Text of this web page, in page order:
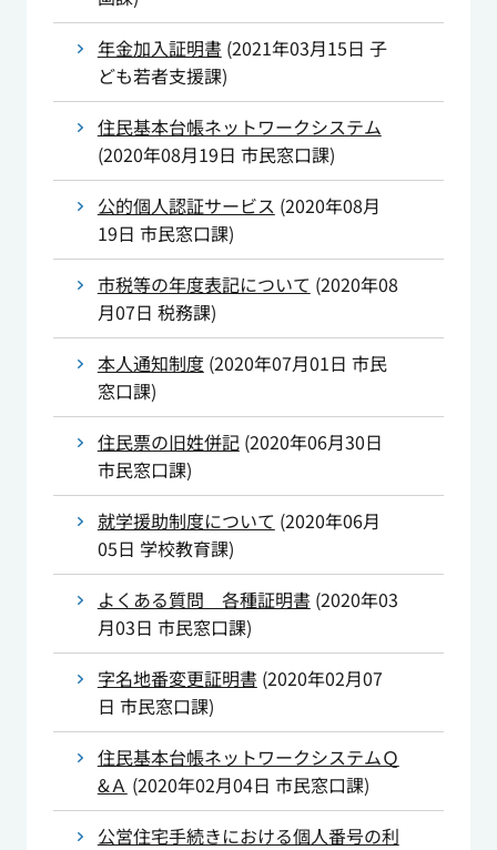
年金加入証明書 (2021年03月15日 子
ども若者支援課)
住民基本台帳ネットワークシステム
(2020年08月19日 市民窓口課)
公的個人認証サービス (2020年08月
19日 市民窓口課)
市税等の年度表記について (2020年08
月07日 税務課)
本人通知制度 (2020年07月01日 市民
窓口課)
住民票の旧姓併記(2020年06月30日
市民窓口課)
就学援助制度について (2020年06月
05日 学校教育課)
よくある質問 各種証明書 (2020年03
月03日 市民窓口課)
字名地番変更証明書 (2020年02月07
日 市民窓口課)
住民基本台帳ネットワークシステムＱ
&Ａ (2020年02月04日 市民窓口課)
公営住宅手続きにおける個人番号の利